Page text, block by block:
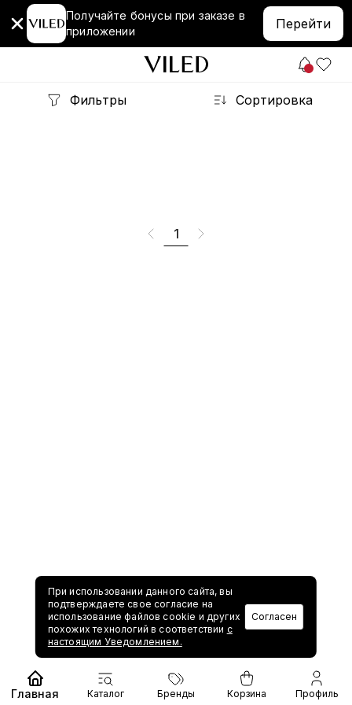
Получайте бонусы при заказе в
приложении
Перейти
Фильтры Сортировка
1
При использовании данного сайта, вы
подтверждаете свое согласие на
использование файлов cookie и других
похожих технологий в соответствии с
настоящим Уведомлением.
Согласен
Главная Каталог Бренды Корзина Профиль